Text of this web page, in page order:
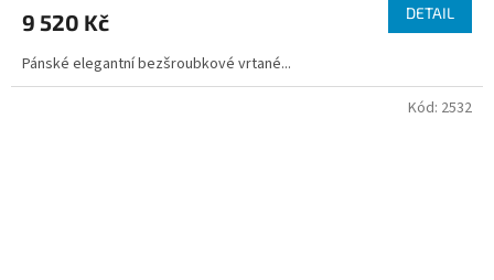
9 520 Kč DETAIL
Pánské elegantní bezšroubkové vrtané...
Kód: 2532